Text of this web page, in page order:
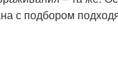
с подбором